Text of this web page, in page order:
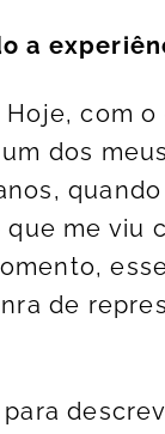
a
Hoje, com
dos
que me
de